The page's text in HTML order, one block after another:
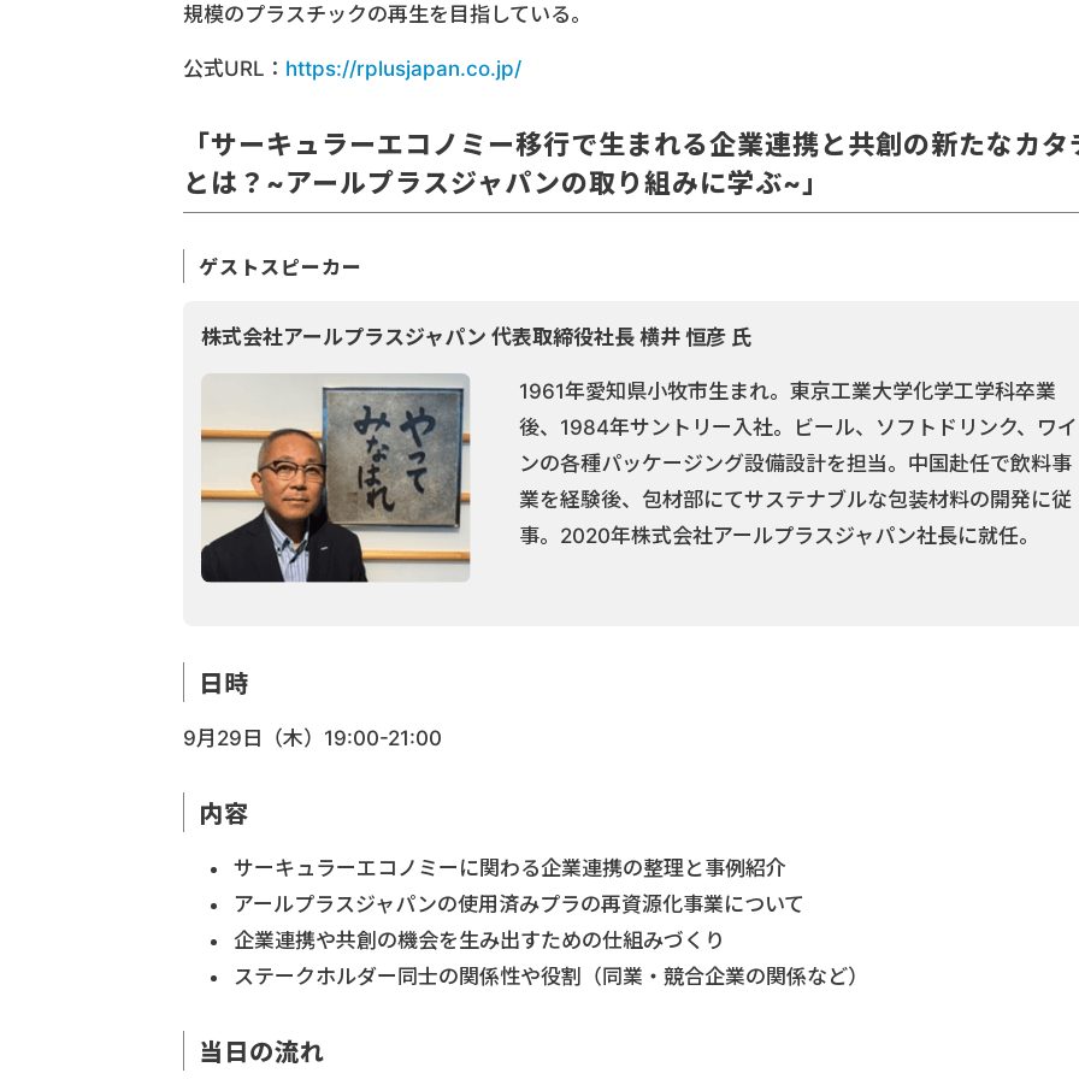
規模のプラスチックの再生を目指している。
公式URL： https://rplusjapan.co.jp/
「サーキュラーエコノミー移行で生まれる企業連携と共創の新たなカタ
とは？~アールプラスジャパンの取り組みに学ぶ~」
ゲストスピーカー
株式会社アールプラスジャパン 代表取締役社長 横井 恒彦 氏
1961年愛知県小牧市生まれ。東京工業大学化学工学科卒業
後、1984年サントリー入社。ビール、ソフトドリンク、ワイ
ンの各種パッケージング設備設計を担当。中国赴任で飲料事
業を経験後、包材部にてサステナブルな包装材料の開発に従
事。2020年株式会社アールプラスジャパン社長に就任。
日時
9月29日（木）19:00-21:00
内容
サーキュラーエコノミーに関わる企業連携の整理と事例紹介
アールプラスジャパンの使用済みプラの再資源化事業について
企業連携や共創の機会を生み出すための仕組みづくり
ステークホルダー同士の関係性や役割（同業・競合企業の関係など）
当日の流れ